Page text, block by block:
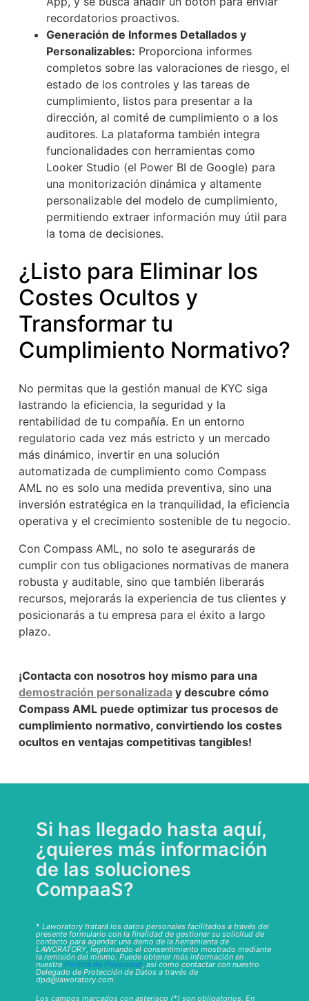
recordatorios proactivos.
Generación de Informes Detallados y
Personalizables: Proporciona informes
completos sobre las valoraciones de riesgo, el
estado de los controles y las tareas de
cumplimiento, listos para presentar a la
dirección, al comité de cumplimiento o a los
auditores. La plataforma también integra
funcionalidades con herramientas como
Looker Studio (el Power BI de Google) para
una monitorización dinámica y altamente
personalizable del modelo de cumplimiento,
permitiendo extraer información muy útil para
la toma de decisiones.
¿Listo para Eliminar los
Costes Ocultos y
Transformar tu
Cumplimiento Normativo?
No permitas que la gestión manual de KYC siga
lastrando la eficiencia, la seguridad y la
rentabilidad de tu compañía. En un entorno
regulatorio cada vez más estricto y un mercado
más dinámico, invertir en una solución
automatizada de cumplimiento como Compass
AML no es solo una medida preventiva, sino una
inversión estratégica en la tranquilidad, la eficiencia
operativa y el crecimiento sostenible de tu negocio.
Con Compass AML, no solo te asegurarás de
cumplir con tus obligaciones normativas de manera
robusta y auditable, sino que también liberarás
recursos, mejorarás la experiencia de tus clientes y
posicionarás a tu empresa para el éxito a largo
plazo.
¡Contacta con nosotros hoy mismo para una
demostración personalizaday descubre cómo
Compass AML puede optimizar tus procesos de
cumplimiento normativo, convirtiendo los costes
ocultos en ventajas competitivas tangibles!
Si has llegado hasta aquí,
¿quieres más información
de las soluciones
CompaaS?
* Laworatory tratará los datos personales facilitados a través del
presente formulario con la finalidad de gestionar su solicitud de
contacto para agendar una demo de la herramienta de
LAWORATORY, legitimando el consentimiento mostrado mediante
la remisión del mismo. Puede obtener más información en
nuestra Política de Privacidad, así como contactar con nuestro
Delegado de Protección de Datos a través de
dpd@laworatory.com.
Los campos marcados con asterisco (*) son obligatorios. En